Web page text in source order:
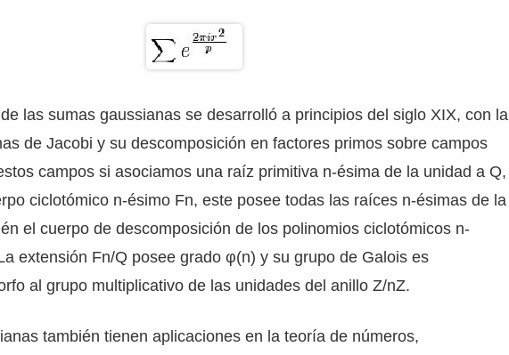
las sumas gaussianas se desarrolló a principios del siglo XIX, con la
de Jacobi y su descomposición en factores primos sobre campos
campos si asociamos una raíz primitiva n-ésima de la unidad a Q,
ciclotómico n-ésimo Fn, este posee todas las raíces n-ésimas de la
el cuerpo de descomposición de los polinomios ciclotómicos n-
extensión Fn/Q posee grado φ(n) y su grupo de Galois es
al grupo multiplicativo de las unidades del anillo Z/nZ.
también tienen aplicaciones en la teoría de números,